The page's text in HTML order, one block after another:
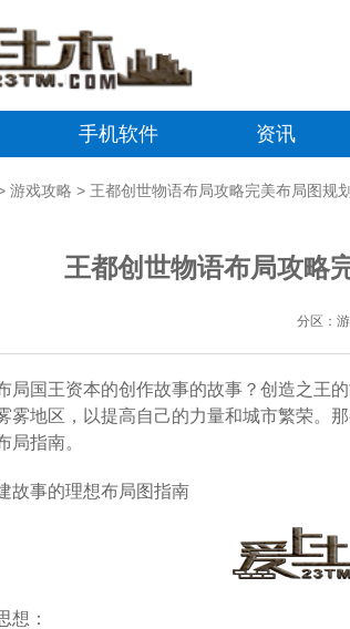
手机软件 资讯
游戏攻略 > 王都创世物语布局攻略完美布局图规
王都创世物语布局攻略
分区：
局国王资本的创作故事的故事？创造之王
雾地区，以提高自己的力量和城市繁荣。
局指南。
故事的理想布局图指南
想：